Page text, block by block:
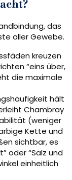
das
aller Gewebe.
kreuzen
“eins über,
die maximale
hält
Chambray
(weniger
Kette und
sichtbar, es
oder “Salz und
einheitlich